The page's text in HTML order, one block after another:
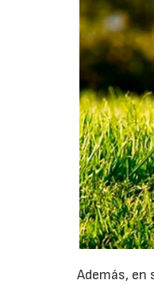
Además, en